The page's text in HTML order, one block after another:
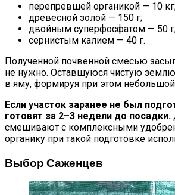
перепревшей органикой — 10
древесной золой — 150 г;
двойным суперфосфатом — 50
сернистым калием — 40 г.
Полученной почвенной смесью
не нужно. Оставшуюся чистую
в яму, формируя при этом
Если участок заранее не был
готовят за 2–3 недели до посадки.
смешивают с комплексными
органику при такой подготовке
Выбор Саженцев